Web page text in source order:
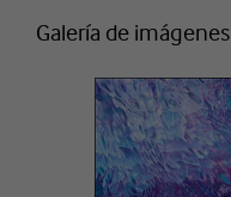
Galería de imágenes